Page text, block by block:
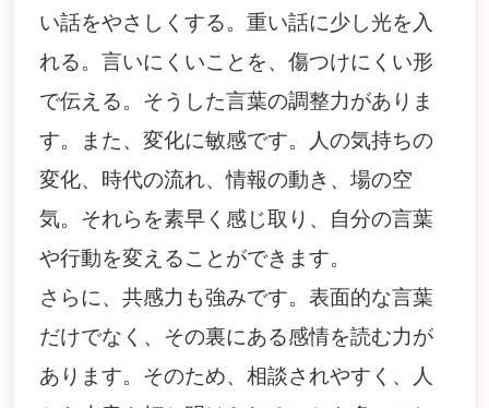
い話をやさしくする。重い話に少し光を入
れる。言いにくいことを、傷つけにくい形
で伝える。そうした言葉の調整力がありま
す。また、変化に敏感です。人の気持ちの
変化、時代の流れ、情報の動き、場の空
気。それらを素早く感じ取り、自分の言葉
や行動を変えることができます。
さらに、共感力も強みです。表面的な言葉
だけでなく、その裏にある感情を読む力が
あります。そのため、相談されやすく、人